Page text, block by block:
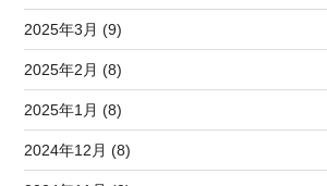
2025年3月 (9)
2025年2月 (8)
2025年1月 (8)
2024年12月 (8)